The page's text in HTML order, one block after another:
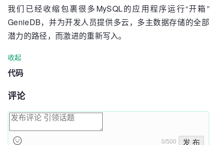
我们已经收缩包裹很多MySQL的应用程序运行“开箱”
GenieDB，并为开发人员提供多云，多主数据存储的全部
潜力的路径，而激进的重新写入。
收起
代码
评论
0/500 发 布